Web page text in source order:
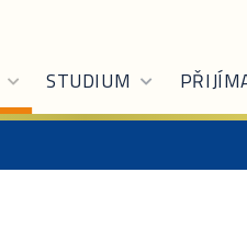
STUDIUM